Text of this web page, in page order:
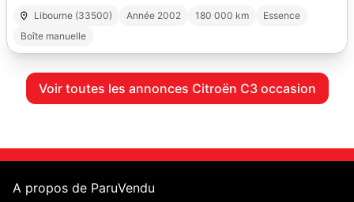
Libourne (33500) Année 2002 180 000 km
Essence
Boîte manuelle
Voir toutes les annonces Citroën C3 occasion
A propos de ParuVendu